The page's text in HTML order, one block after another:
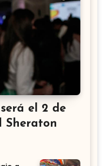
el 2 de
Sheraton